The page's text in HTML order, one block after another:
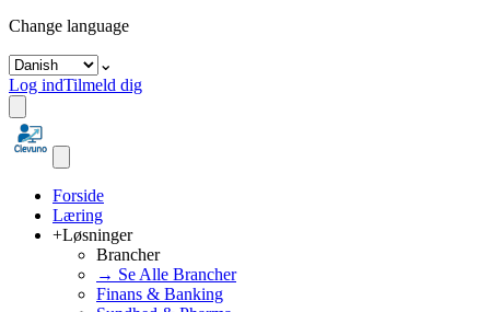
Change language
⌄
Log indTilmeld dig
Forside
Læring
+Løsninger
Brancher
→ Se Alle Brancher
Finans & Banking